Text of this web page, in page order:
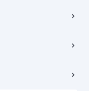
, 트윈트리빌딩) B동 5층
7층, 8층 미소
당사자에게 있습니다.